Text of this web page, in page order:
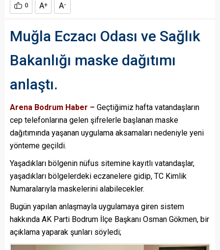
0 A+ A-
Muğla Eczacı Odası ve Sağlık
Bakanlığı maske dağıtımı
anlaştı.
Arena Bodrum Haber – Geçtiğimiz hafta vatandaşların
cep telefonlarına gelen şifrelerle başlanan maske
dağıtımında yaşanan uygulama aksamaları nedeniyle yeni
yönteme geçildi.
Yaşadıkları bölgenin nüfus sitemine kayıtlı vatandaşlar,
yaşadıkları bölgelerdeki eczanelere gidip, TC Kimlik
Numaralarıyla maskelerini alabilecekler.
Bugün yapılan anlaşmayla uygulamaya giren sistem
hakkında AK Parti Bodrum İlçe Başkanı Osman Gökmen, bir
açıklama yaparak şunları söyledi;